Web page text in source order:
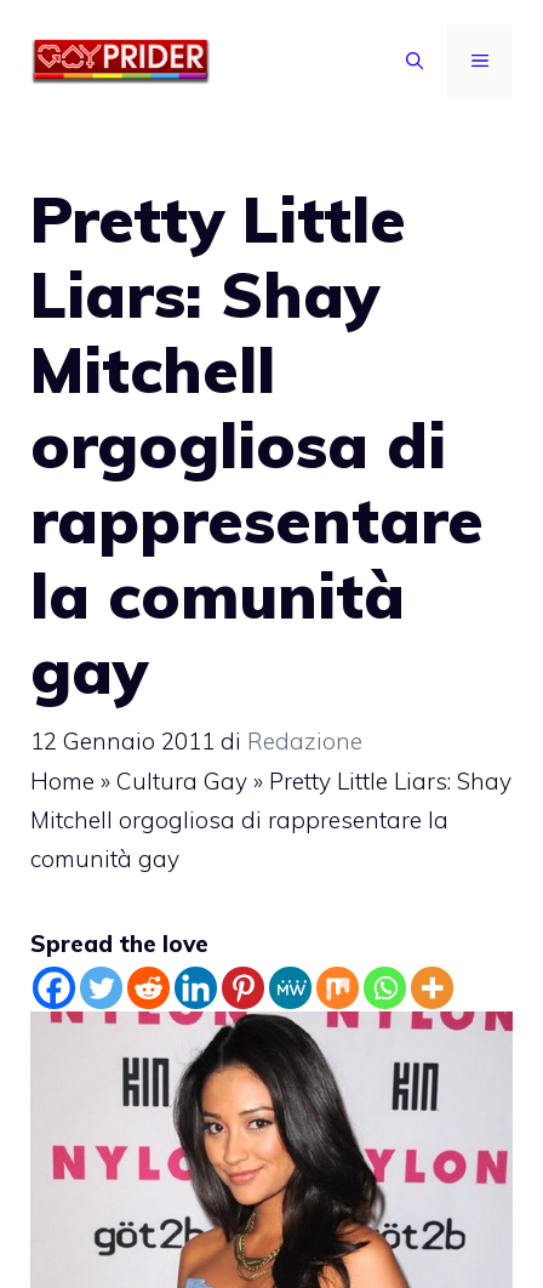
MENU
Pretty Little
Liars: Shay
Mitchell
orgogliosa di
rappresentare
la comunità
gay
12 Gennaio 2011 di Redazione
Home » Cultura Gay » Pretty Little Liars: Shay
Mitchell orgogliosa di rappresentare la
comunità gay
Spread the love